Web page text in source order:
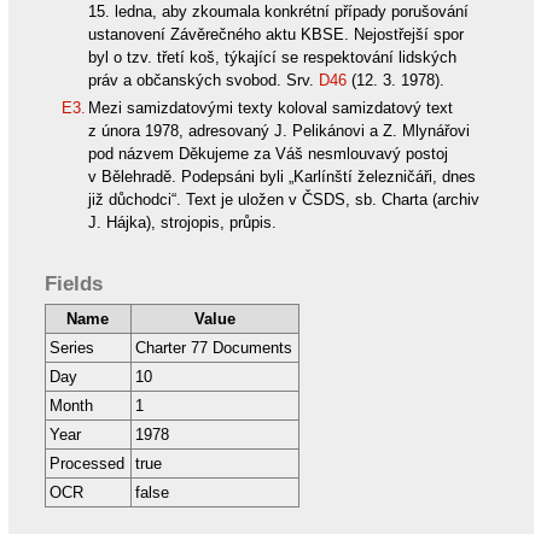
15. ledna, aby zkoumala konkrétní případy porušování
ustanovení Závěrečného aktu KBSE. Nejostřejší spor
byl o tzv. třetí koš, týkající se respektování lidských
práv a občanských svobod. Srv. D46(12. 3. 1978).
E3. Mezi samizdatovými texty koloval samizdatový text
z února 1978, adresovaný J. Pelikánovi a Z. Mlynářovi
pod názvem Děkujeme za Váš nesmlouvavý postoj
v Bělehradě. Podepsáni byli „Karlínští železničáři, dnes
již důchodci“. Text je uložen v ČSDS, sb. Charta (archiv
J. Hájka), strojopis, průpis.
Fields
Name
Value
Series
Charter 77 Documents
Day
10
Month
1
Year
1978
Processed
true
OCR
false